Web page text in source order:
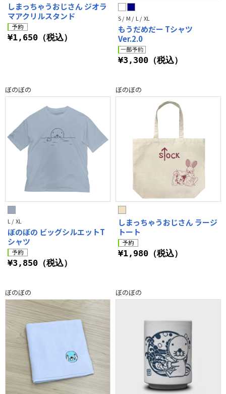
しまっちゃうおじさん ジオラ
マアクリルスタンド
¥1,650（税込）
S / M / L / XL
もうだめだー Tシャツ
Ver.2.0
¥3,300（税込）
ぼのぼの
L / XL
ぼのぼの ビッグシルエットT
シャツ
¥3,850（税込）
ぼのぼの
しまっちゃうおじさん ラージ
トート
¥1,980（税込）
ぼのぼの ぼのぼの